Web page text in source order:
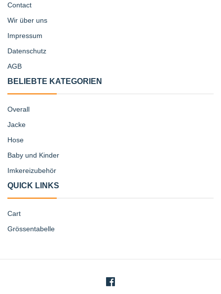
Contact
Wir über uns
Impressum
Datenschutz
AGB
BELIEBTE KATEGORIEN
Overall
Jacke
Hose
Baby und Kinder
Imkereizubehör
QUICK LINKS
Cart
Grössentabelle